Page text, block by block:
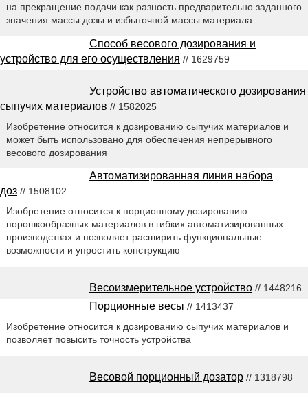
на прекращение подачи как разность предварительно заданного
значения массы дозы и избыточной массы материала
Способ весового дозирования и
устройство для его осуществления // 1629759
Устройство автоматического дозирования
сыпучих материалов // 1582025
Изобретение относится к дозированию сыпучих материалов и
может быть использовано для обеспечения непрерывного
весового дозирования
Автоматизированная линия набора
доз // 1508102
Изобретение относится к порционному дозированию
порошкообразных материалов в гибких автоматизированных
производствах и позволяет расширить функциональные
возможности и упростить конструкцию
Весоизмерительное устройство // 1448216
Порционные весы // 1413437
Изобретение относится к дозированию сыпучих материалов и
позволяет повысить точность устройства
Весовой порционный дозатор // 1318798